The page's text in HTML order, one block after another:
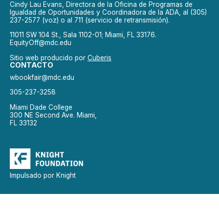
Cindy Lau Evans, Directora de la Oficina de Programas de
Igualdad de Oportunidades y Coordinadora de la ADA, al (305)
237-2577 (voz) o al 711 (servicio de retransmisión).
11011 SW 104 St., Sala 1102-01; Miami, FL 33176.
EquityOff@mdc.edu
Sitio web producido por Cuberis
CONTACTO
wbookfair@mdc.edu
305-237-3258
Miami Dade College
300 NE Second Ave. Miami,
FL 33132
Impulsado por Knight